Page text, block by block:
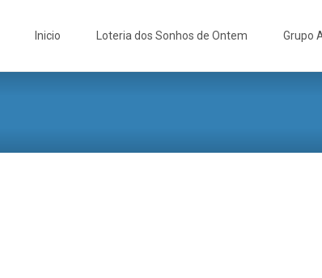
Inicio Loteria dos Sonhos de Ontem Grupo